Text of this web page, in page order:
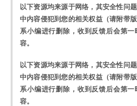
以下资源均来源于网络，其安全性问
中内容侵犯到您的相关权益（请附带
系小编进行删除，收到反馈后会第
容。
以下资源均来源于网络，其安全性问
中内容侵犯到您的相关权益（请附带
系小编进行删除，收到反馈后会第
容。